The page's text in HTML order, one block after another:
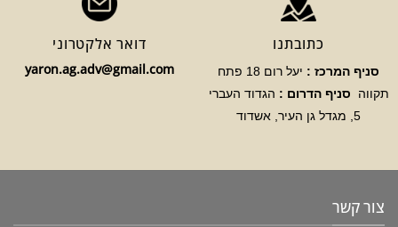
כתובתנו
סניף המרכז :
יעל רום 18 פתח
תקווה
סניף הדרום : הגדוד העברי
5, מגדל גן העיר, אשדוד
דואר אלקטרוני
yaron.ag.adv@gmail.com
צור קשר